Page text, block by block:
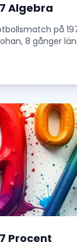
Algebra
på
8 gånger
Procent